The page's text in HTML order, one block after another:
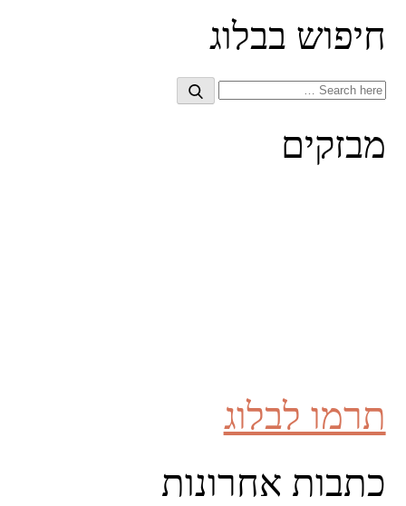
חיפוש בבלוג
Search
Search
מבזקים
תרמו לבלוג
כתבות אחרונות